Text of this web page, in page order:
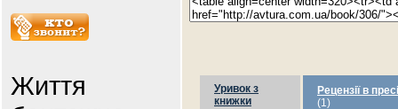
Життя
Уривок з
книжки
Рецензії в пресі
(1)